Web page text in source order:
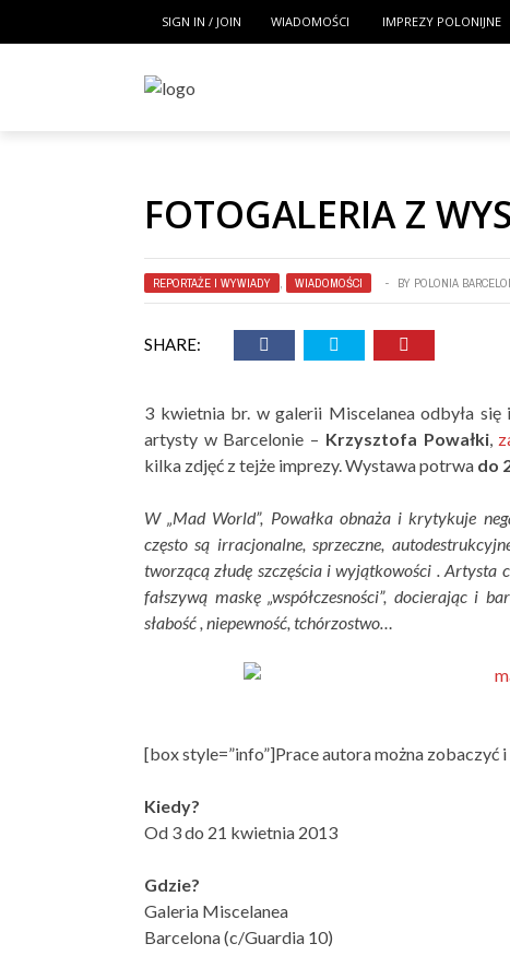
SIGN IN / JOIN WIADOMOŚCI IMPREZY POLONIJNE
FOTOGALERIA Z
REPORTAŻE I WYWIADY , WIADOMOŚCI BY POLONIA
SHARE:
3 kwietnia br. w galerii Miscelanea odbyła
artysty w Barcelonie – Krzysztofa Powałki,
kilka zdjęć z tejże imprezy. Wystawa potrwa do
W „Mad World”, Powałka obnaża i krytykuje
często są irracjonalne, sprzeczne,
tworzącą złudę szczęścia i wyjątkowości . Artysta
fałszywą maskę „współczesności”, docierając i
słabość , niepewność, tchórzostwo…
[box style=”info”]Prace autora można zobaczyć
Kiedy?
Od 3 do 21 kwietnia 2013
Gdzie?
Galeria Miscelanea
Barcelona (c/Guardia 10)